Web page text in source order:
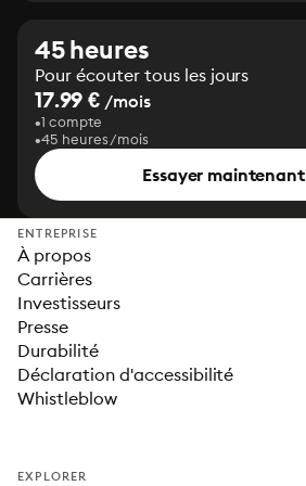
45 heures
Pour écouter tous les jours
17.99 € /mois
1 compte
45 heures/mois
Essayer maintenant
ENTREPRISE
À propos
Carrières
Investisseurs
Presse
Durabilité
Déclaration d'accessibilité
Whistleblow
EXPLORER